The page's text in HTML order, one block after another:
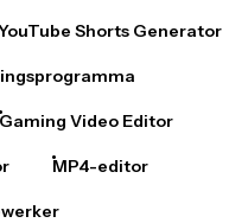
Shorts Generator
Gaming Video Editor
MP4-editor